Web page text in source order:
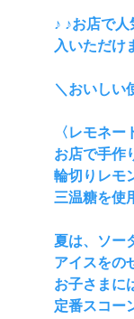
♪ ♪お店で
入いただけ
＼おいしい
〈レモネー
お店で手作
輪切りレモ
三温糖を使
夏は、ソー
アイスをの
お子さまに
定番スコー